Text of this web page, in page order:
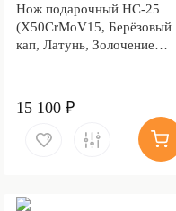
Нож подарочный НС-25
(X50CrMoV15, Берёзовый
кап, Латунь, Золочение
15 100 ₽